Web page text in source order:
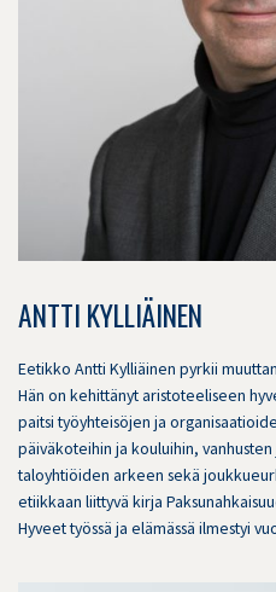
ANTTI KYLLIÄINEN
Eetikko Antti Kylliäinen pyrkii
Hän on kehittänyt aristoteeliseen
paitsi työyhteisöjen ja
päiväkoteihin ja kouluihin,
taloyhtiöiden arkeen sekä
etiikkaan liittyvä kirja
Hyveet työssä ja elämässä ilmestyi